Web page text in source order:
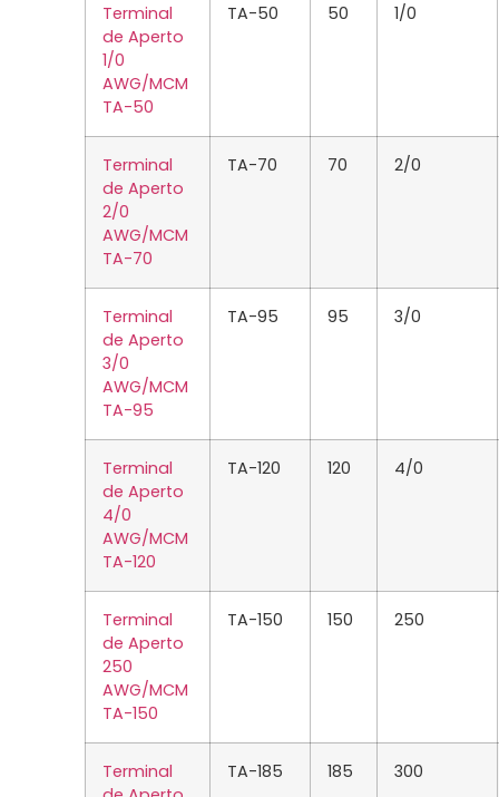
Terminal
de Aperto
1/0
AWG/MCM
TA-50
TA-50 50 1/0
Terminal
de Aperto
2/0
AWG/MCM
TA-70
TA-70 70 2/0
Terminal
de Aperto
3/0
AWG/MCM
TA-95
TA-95 95 3/0
Terminal
de Aperto
4/0
AWG/MCM
TA-120
TA-120 120 4/0
Terminal
de Aperto
250
AWG/MCM
TA-150
TA-150 150 250
Terminal
TA-185 185 300